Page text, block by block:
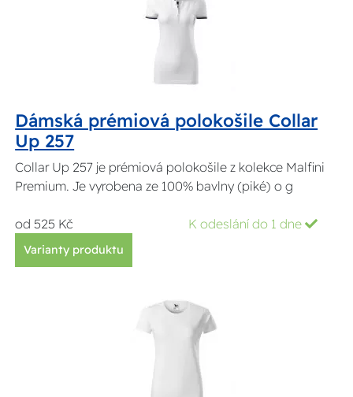
Dámská prémiová polokošile Collar
Up 257
Collar Up 257 je prémiová polokošile z kolekce Malfini
Premium. Je vyrobena ze 100% bavlny (piké) o g
od 525 Kč K odeslání do 1 dne
Varianty produktu